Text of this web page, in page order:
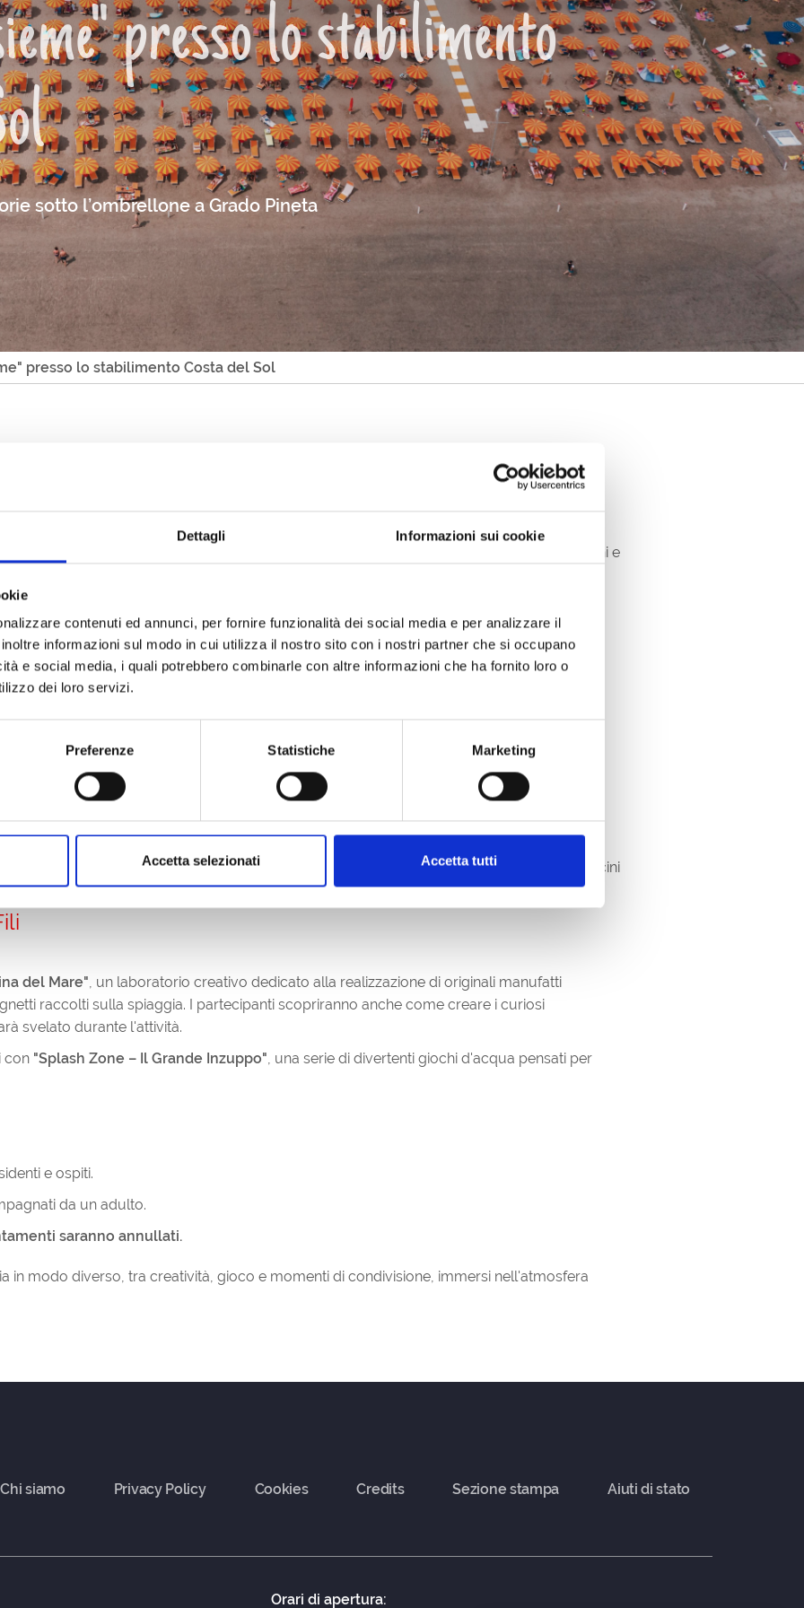
Dettagli Informazioni sui cookie
contenuti ed annunci, per fornire funzionalità dei social media e per analizzare il
informazioni sul modo in cui utilizza il nostro sito con i nostri partner che si occupano
e social media, i quali potrebbero combinarle con altre informazioni che ha fornito loro o
dei loro servizi.
Preferenze Statistiche Marketing
Accetta selezionati Accetta tutti
presso lo stabilimento
sotto l’ombrellone a Grado Pineta
presso lo stabilimento Costa del Sol
Costagrado
propone una serie di appuntamenti gratuiti dedicati a bambini e
creativi e giochi all'aria aperta.
Grado Noi ODV
creatività e il divertimento, sempre nella splendida cornice della spiaggia.
& Dadi Matti
Mollo", letture animate in spiaggia dedicate ai più piccoli, ispirate ai libri per l'infanzia
"TOMBOSTRAMBA" e altri giochi da tavolo, tra risate, sfide e premi improvvisati.
potranno cimentarsi in un laboratorio creativo utilizzando colori, carta, colla e cartoncini
libero sfogo alla fantasia.
del Mare", un laboratorio creativo dedicato alla realizzazione di originali manufatti
raccolti sulla spiaggia. I partecipanti scopriranno anche come creare i curiosi
svelato durante l'attività.
con "Splash Zone – Il Grande Inzuppo", una serie di divertenti giochi d'acqua pensati per
e ospiti.
da un adulto.
saranno annullati.
in modo diverso, tra creatività, gioco e momenti di condivisione, immersi nell'atmosfera
Chi siamo Privacy Policy Cookies Credits Sezione stampa Aiuti di stato
Orari di apertura: